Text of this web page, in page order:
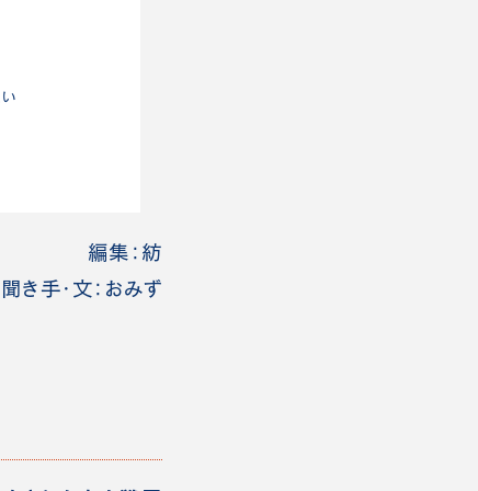
編集：紡
聞き手・文：おみず